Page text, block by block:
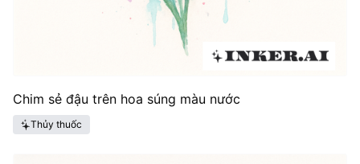
Chim sẻ đậu trên hoa súng màu nước
Thủy thuốc